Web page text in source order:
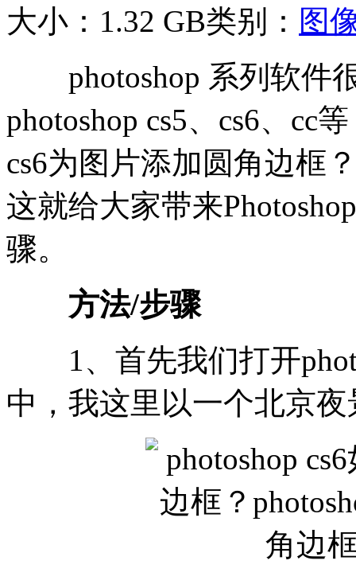
大小：1.32 GB类别： 图
photoshop 系列软件
photoshop cs5、cs6、cc
cs6为图片添加圆角边框
这就给大家带来
骤。
方法/步骤
1、首先我们打开
中，我这里以一个北京